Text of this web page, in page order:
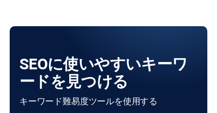
SEOに使いやすいキーワ
ードを見つける
キーワード難易度ツールを使用する